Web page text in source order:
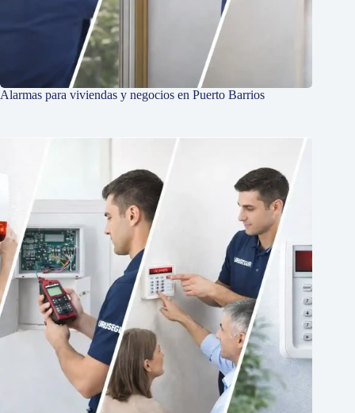
Alarmas para viviendas y negocios en Puerto Barrios